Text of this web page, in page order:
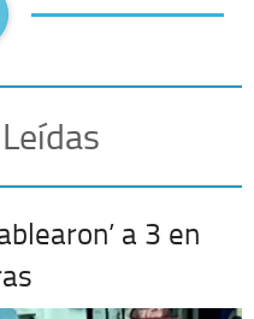
a 3 en